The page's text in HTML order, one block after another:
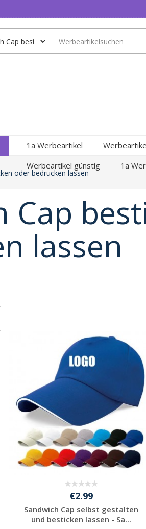
1a Werbeartikel
Werbeartikel günstig
1a
oder bedrucken lassen
Cap
lassen
€2.99
Sandwich Cap selbst gestalten
und besticken lassen - Sa...